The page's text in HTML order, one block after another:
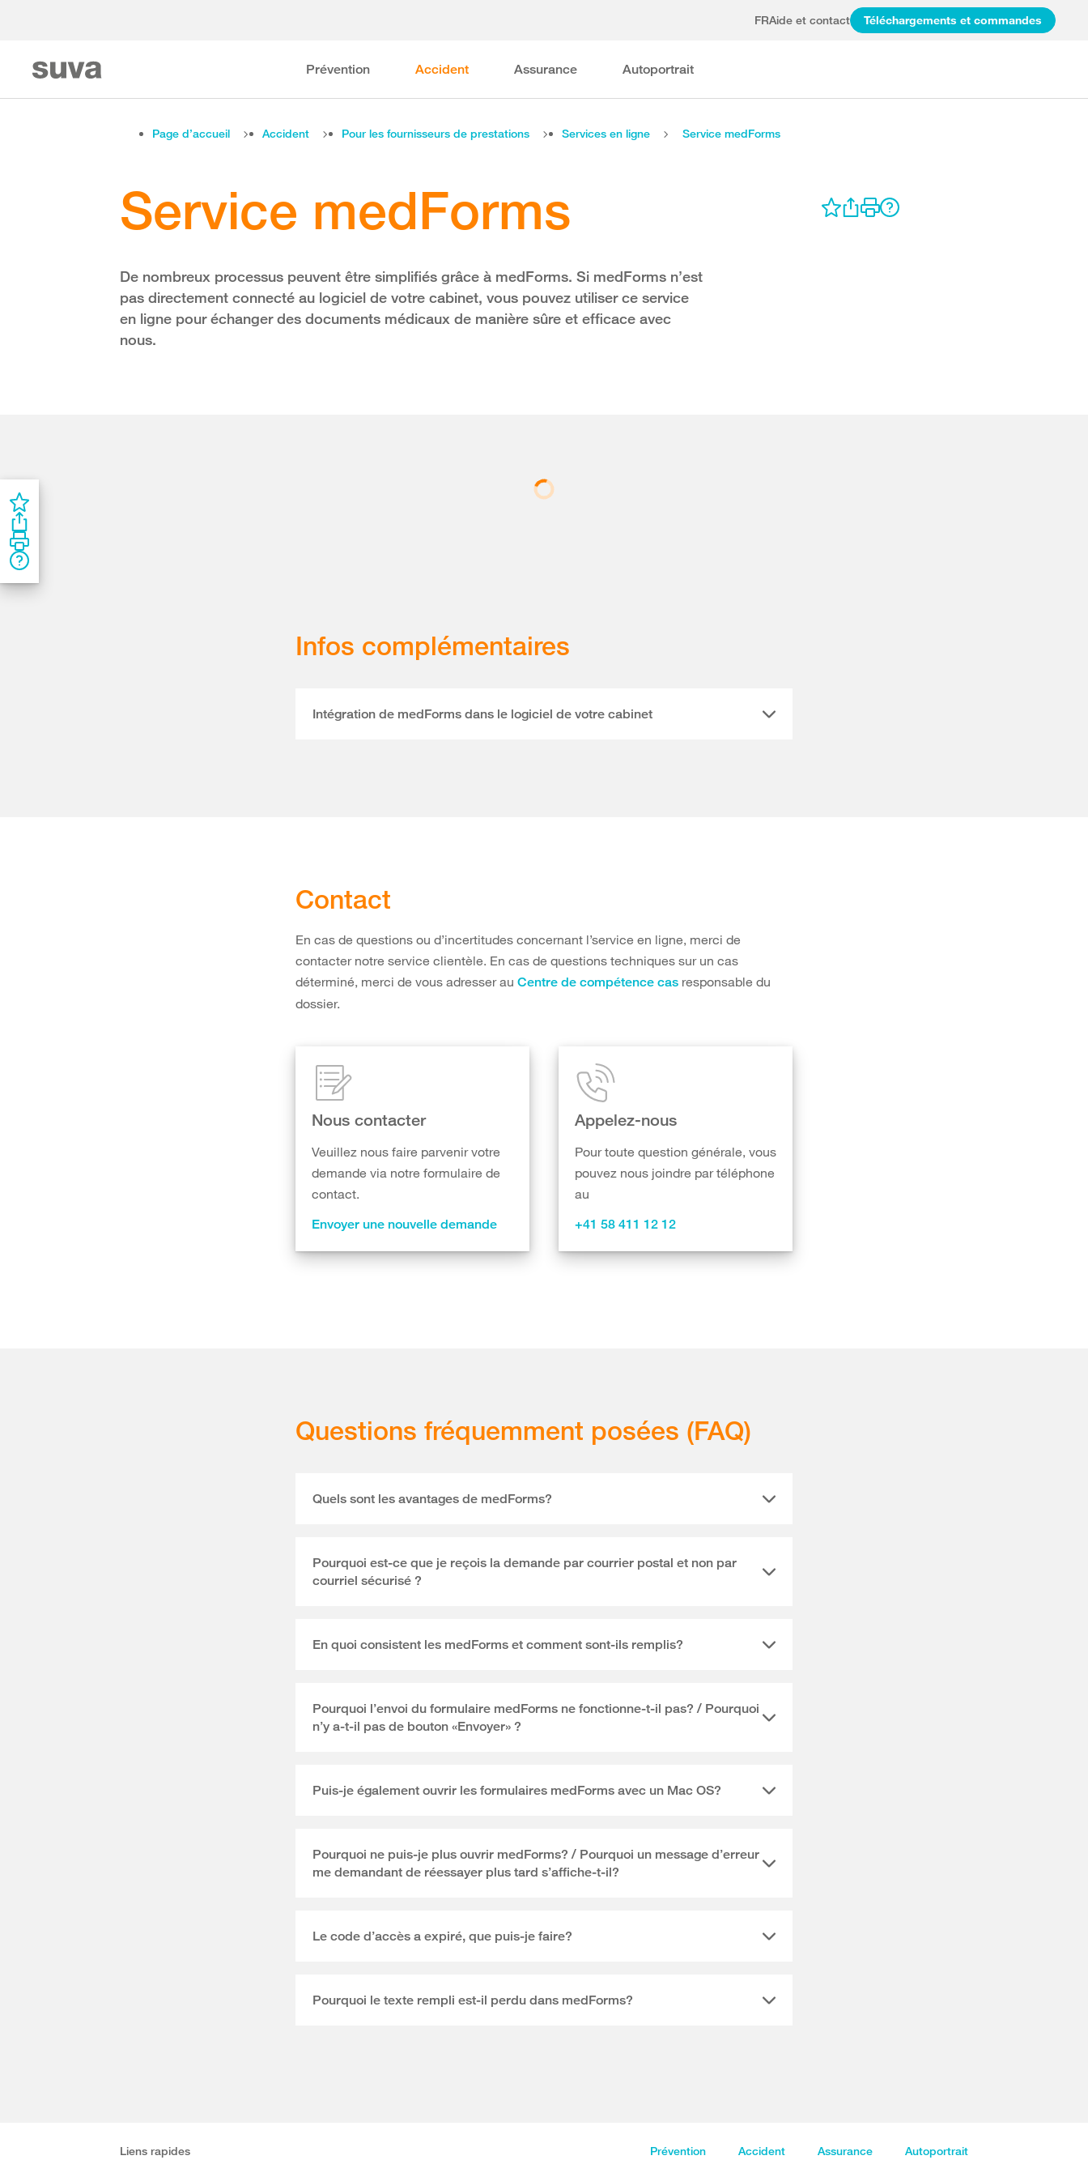
FRAide et contact Téléchargements et commandes
Prévention Accident Assurance Autoportrait
Page d’accueil Accident Pour les fournisseurs de prestations Services en ligne Service medForms
Service medForms
De nombreux processus peuvent être simplifiés grâce à medForms. Si medForms n’est
pas directement connecté au logiciel de votre cabinet, vous pouvez utiliser ce service
en ligne pour échanger des documents médicaux de manière sûre et efficace avec
nous.
Infos complémentaires
Intégration de medForms dans le logiciel de votre cabinet
Contact
En cas de questions ou d’incertitudes concernant l’service en ligne, merci de
contacter notre service clientèle. En cas de questions techniques sur un cas
déterminé, merci de vous adresser au Centre de compétence cas responsable du
dossier.
Nous contacter
Veuillez nous faire parvenir votre
demande via notre formulaire de
contact.
Envoyer une nouvelle demande
Appelez-nous
Pour toute question générale, vous
pouvez nous joindre par téléphone
au
+41 58 411 12 12
Questions fréquemment posées (FAQ)
Quels sont les avantages de medForms?
Pourquoi est-ce que je reçois la demande par courrier postal et non par
courriel sécurisé ?
En quoi consistent les medForms et comment sont-ils remplis?
Pourquoi l’envoi du formulaire medForms ne fonctionne-t-il pas? / Pourquoi
n’y a-t-il pas de bouton «Envoyer» ?
Puis-je également ouvrir les formulaires medForms avec un Mac OS?
Pourquoi ne puis-je plus ouvrir medForms? / Pourquoi un message d’erreur
me demandant de réessayer plus tard s’affiche-t-il?
Le code d’accès a expiré, que puis-je faire?
Pourquoi le texte rempli est-il perdu dans medForms?
Liens rapides Prévention Accident Assurance Autoportrait